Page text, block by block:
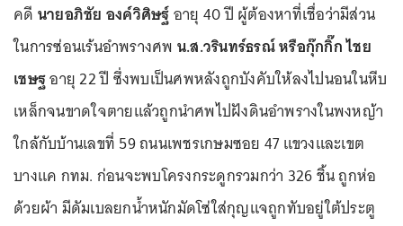
คดี นายอภิชัย องค์วิศิษฐ์อายุ 40 ปี ผู้ต้องหาที่เชื่อว่ามีส่วน
ในการซ่อนเร้นอำพรางศพ น.ส.วรินทร์ธรณ์ หรือกุ๊กกิ๊ก ไชย
เชษฐอายุ 22 ปี ซึ่งพบเป็นศพหลังถูกบังคับให้ลงไปนอนในหีบ
เหล็กจนขาดใจตายแล้วถูกนำศพไปฝังดินอำพรางในพงหญ้า
ใกล้กับบ้านเลขที่ 59 ถนนเพชรเกษมซอย 47 แขวงและเขต
บางแค กทม. ก่อนจะพบโครงกระดูกรวมกว่า 326 ชิ้น ถูกห่อ
ด้วยผ้า มีดัมเบลยกน้ำหนักมัดโซ่ใส่กุญแจถูกทับอยู่ใต้ประตู